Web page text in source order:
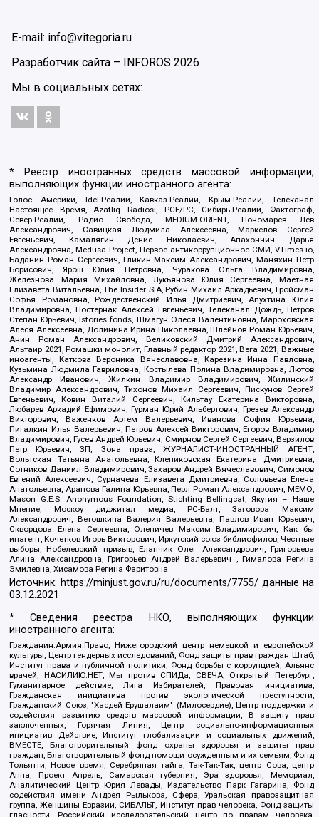
E-mail: info@vitegoria.ru
Разработчик сайта – INFOROS 2026
Мы в социальных сетях:
* Реестр иностранных средств массовой информации,
выполняющих функции иностранного агента:
Голос Америки, Idel.Реалии, Кавказ.Реалии, Крым.Реалии, Телеканал
Настоящее Время, Azatliq Radiosi, PCE/PC, Сибирь.Реалии, Фактограф,
Север.Реалии, Радио Свобода, MEDIUM-ORIENT, Пономарев Лев
Александрович, Савицкая Людмила Алексеевна, Маркелов Сергей
Евгеньевич, Камалягин Денис Николаевич, Апахончич Дарья
Александровна, Medusa Project, Первое антикоррупционное СМИ, VTimes.io,
Баданин Роман Сергеевич, Гликин Максим Александрович, Маняхин Петр
Борисович, Ярош Юлия Петровна, Чуракова Ольга Владимировна,
Железнова Мария Михайловна, Лукьянова Юлия Сергеевна, Маетная
Елизавета Витальевна, The Insider SIA, Рубин Михаил Аркадьевич, Гройсман
Софья Романовна, Рождественский Илья Дмитриевич, Апухтина Юлия
Владимировна, Постернак Алексей Евгеньевич, Телеканал Дождь, Петров
Степан Юрьевич, Istories fonds, Шмагун Олеся Валентиновна, Мароховская
Алеся Алексеевна, Долинина Ирина Николаевна, Шлейнов Роман Юрьевич,
Анин Роман Александрович, Великовский Дмитрий Александрович,
Альтаир 2021, Ромашки монолит, Главный редактор 2021, Вега 2021, Важные
иноагенты, Каткова Вероника Вячеславовна, Карезина Инна Павловна,
Кузьмина Людмила Гавриловна, Костылева Полина Владимировна, Лютов
Александр Иванович, Жилкин Владимир Владимирович, Жилинский
Владимир Александрович, Тихонов Михаил Сергеевич, Пискунов Сергей
Евгеньевич, Ковин Виталий Сергеевич, Кильтау Екатерина Викторовна,
Любарев Аркадий Ефимович, Гурман Юрий Альбертович, Грезев Александр
Викторович, Важенков Артем Валерьевич, Иванова София Юрьевна,
Пигалкин Илья Валерьевич, Петров Алексей Викторович, Егоров Владимир
Владимирович, Гусев Андрей Юрьевич, Смирнов Сергей Сергеевич, Верзилов
Петр Юрьевич, ЗП, Зона права, ЖУРНАЛИСТ-ИНОСТРАННЫЙ АГЕНТ,
Вольтская Татьяна Анатольевна, Клепиковская Екатерина Дмитриевна,
Сотников Даниил Владимирович, Захаров Андрей Вячеславович, Симонов
Евгений Алексеевич, Сурначева Елизавета Дмитриевна, Соловьева Елена
Анатольевна, Арапова Галина Юрьевна, Перл Роман Александрович, МЕМО,
Mason G.E.S. Anonymous Foundation, Stichting Bellingcat, Якутия – Наше
Мнение, Москоу диджитал медиа, РС-Балт, Заговора Максим
Александрович, Ветошкина Валерия Валерьевна, Павлов Иван Юрьевич,
Скворцова Елена Сергеевна, Оленичев Максим Владимирович, Как бы
инагент, Кочетков Игорь Викторович, Иркутский союз библиофилов, Честные
выборы, Нобелевский призыв, Еланчик Олег Александрович, Григорьева
Алина Александровна, Григорьев Андрей Валерьевич , Гималова Регина
Эмилевна, Хисамова Регина Фаритовна
Источник:https://minjust.gov.ru/ru/documents/7755/ данные на
03.12.2021
* Сведения реестра НКО, выполняющих функции
иностранного агента:
Гражданин.Армия.Право, Нижегородский центр немецкой и европейской
культуры, Центр гендерных исследований, Фонд защиты прав граждан Штаб,
Институт права и публичной политики, Фонд борьбы с коррупцией, Альянс
врачей, НАСИЛИЮ.НЕТ, Мы против СПИДа, СВЕЧА, Открытый Петербург,
Гуманитарное действие, Лига Избирателей, Правовая инициатива,
Гражданская инициатива против экологической преступности,
Гражданский Союз, "Хасдей Ерушалаим" (Милосердие), Центр поддержки и
содействия развитию средств массовой информации, В защиту прав
заключенных, Горячая Линия, Центр социально-информационных
инициатив Действие, Институт глобализации и социальных движений,
ВМЕСТЕ, Благотворительный фонд охраны здоровья и защиты прав
граждан, Благотворительный фонд помощи осужденным и их семьям, Фонд
Тольятти, Новое время, Серебряная тайга, Так-Так-Так, центр Сова, центр
Анна, Проект Апрель, Самарская губерния, Эра здоровья, Мемориал,
Аналитический Центр Юрия Левады, Издательство Парк Гагарина, Фонд
содействия имени Андрея Рылькова, Сфера, Уральская правозащитная
группа, Женщины Евразии, СИБАЛЬТ, Институт прав человека, Фонд защиты
гласности, Российский исследовательский центр по правам человека,